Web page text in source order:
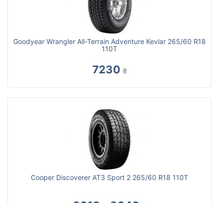
Goodyear Wrangler All-Terrain Adventure Kevlar 265/60 R18
110T
7230 ₴
Cooper Discoverer AT3 Sport 2 265/60 R18 110T